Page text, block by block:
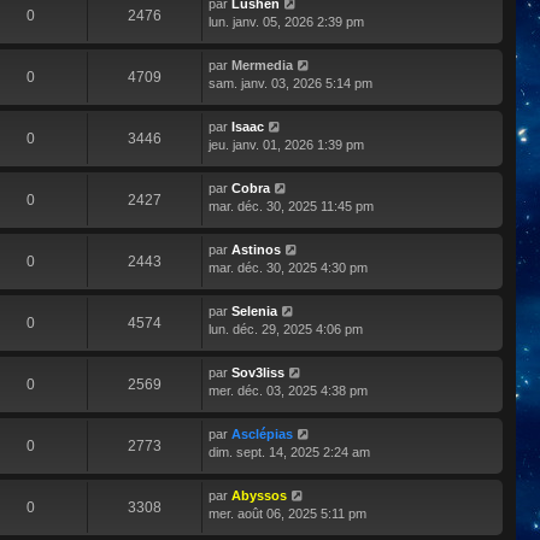
0 2476
par Lushen
lun. janv. 05, 2026 2:39 pm
0 4709
par Mermedia
sam. janv. 03, 2026 5:14 pm
0 3446
par Isaac
jeu. janv. 01, 2026 1:39 pm
0 2427
par Cobra
mar. déc. 30, 2025 11:45 pm
0 2443
par Astinos
mar. déc. 30, 2025 4:30 pm
0 4574
par Selenia
lun. déc. 29, 2025 4:06 pm
0 2569
par Sov3liss
mer. déc. 03, 2025 4:38 pm
0 2773
par Asclépias
dim. sept. 14, 2025 2:24 am
0 3308
par Abyssos
mer. août 06, 2025 5:11 pm